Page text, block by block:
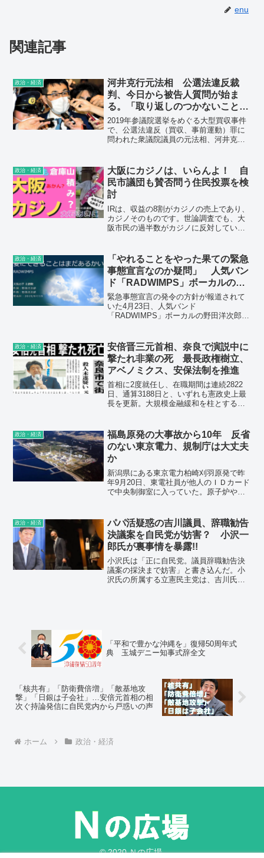
enu
関連記事
政治・経済
河井克行元法相 公選法違反裁
判、今日から被告人質問が始ま
る。「取り返しのつかないことを
した。全ての責任は私にある。」
2019年参議院選挙をめぐる大型買収事件
で、公選法違反（買収、事前運動）罪に
問われた衆議院議員の元法相、河井克行
地元広島の議員や首長、後援会関係者に
対する現金提供について、「妻の当選を
得たいという気持ちが全くなかったとは
言えない」と述べ、選挙買収だったと一
転して認めた。主張を翻した理由を「認
めるべきことは認めることが、政治家と
しての責任の取り方だと考えるに至っ
た」と説明。「取り返しのつかないこと
議員辞職する意向を表明した。
政治・経済
大阪にカジノは、いらんよ！ 自
民市議団も賛否問う住民投票を検
討
IRは、収益の8割がカジノの売上であり、
カジノそのものです。世論調査でも、大
阪市民の過半数がカジノに反対していま
ノ立地予定の夢洲整備に1240億円も大阪
市民が負担することになります（大阪市
予算資料から市民団体試算。さらに土壌
汚染対策で800億円も増えることが明らか
に）。今なら止められます。－－れい
わ・大石あきこ議員のホームページより
政治・経済
「やれることをやった果ての緊急
事態宣言なのか疑問」 人気バン
ド「RADWIMPS」ボーカルの野
田洋次郎氏がTwitterで
緊急事態宣言の発令の方針が報道されて
いた4月23日、人気バンド
「RADWIMPS」ボーカルの野田洋次郎さ
自粛期間中の連休「皆さん今年だけは我
慢してください。また来年からはいつも
の日々が来ると思って耐えましょう」そ
う政治家もマスコミも散々言い放った。
それを皆は信じて守った。その後政府主
導のGoToトラベルなども実施。なぜ一年
経って成果が出せなかったのかの考察は
誰からもない。やれることをやった果て
政治・経済
安倍晋三元首相、奈良で演説中に
撃たれ非業の死 最長政権樹立、
アベノミクス、安保法制を推進
首相に2度就任し、在職期間は連続2822
日、通算3188日と、いずれも憲政史上最
長を更新。大規模金融緩和を柱とする経
制の整備など、内政・外交両面で大きな
足跡を残した。退陣後も、党内最大派閥
のトップとして影響力を保持してきた
が、参院選の遊説中に非業の死を遂げ
た。
政治・経済
福島原発の大事故から10年 反省
のない東京電力、規制庁は大丈夫
か
新潟県にある東京電力柏崎刈羽原発で昨
年9月20日、東電社員が他人のＩＤカード
で中央制御室に入っていた。原子炉やタ
を設けて入退室を厳重に規制している。
関門で認証エラーが出たうえ、不審に思
った警備担当者もいたのに、不正を防げ
なかった。チェック体制の甘さ、ずさん
な危機管理体制が明らかになった。規制
委の事務局を担う原子力規制庁の対応も
問題だ。委員長への報告は4か月後だっ
た。
政治・経済
パパ活疑惑の吉川議員、辞職勧告
決議案を自民党が妨害？ 小沢一
郎氏が裏事情を暴露!!
小沢氏は「正に自民党。議員辞職勧告決
議案の採決まで妨害」と書き込んだ。小
沢氏の所属する立憲民主党は、吉川氏の
「平和で豊かな沖縄を」復帰50周年式
典 玉城デニー知事式辞全文
「核共有」「防衛費倍増」「敵基地攻
撃」「日銀は子会社」…安倍元首相の相
次ぐ持論発信に自民党内から戸惑いの声
ホーム 政治・経済
© 2020 Ｎの広場.